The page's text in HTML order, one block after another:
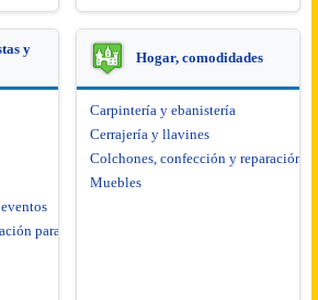
y
para fiestas
Hogar, comodidades
Carpintería y ebanistería
Cerrajería y llavines
Colchones, confección y reparación de
Muebles